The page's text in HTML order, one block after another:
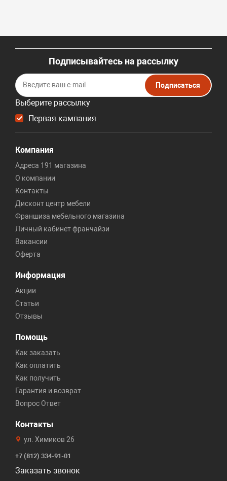
Подписывайтесь на рассылку
Выберите рассылку
Первая кампания
Подписаться
Компания
Адреса 191 магазина
О компании
Контакты
Дисконт центр мебели
Франшиза мебельного магазина
Личный кабинет франчайзи
Вакансии
Оферта
Информация
Акции
Статьи
Отзывы
Помощь
Как заказать
Как оплатить
Как получить
Гарантия и возврат
Вопрос Ответ
Контакты
ул. Химиков 26
+7 (812) 334-91-01
Заказать звонок